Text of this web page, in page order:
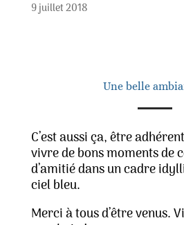
9 juillet 2018
Une belle
C’est aussi ça, être
vivre de bons moments de
d’amitié dans un cadre
ciel bleu.
Merci à tous d’être venus.